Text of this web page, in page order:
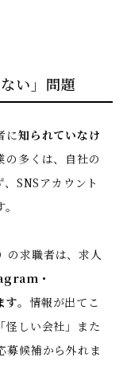
い」問題
に知られていなけ
の多くは、自社の
SNSアカウント
の求職者は、求人
・
す。情報が出てこ
怪しい会社」また
募候補から外れま